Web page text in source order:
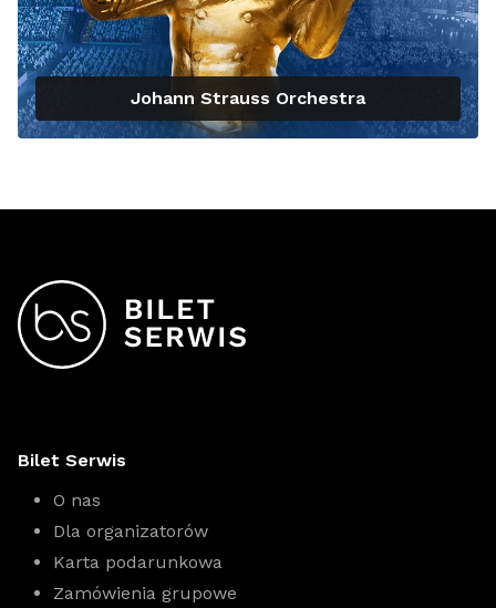
Johann Strauss Orchestra
Bilet Serwis
O nas
Dla organizatorów
Karta podarunkowa
Zamówienia grupowe